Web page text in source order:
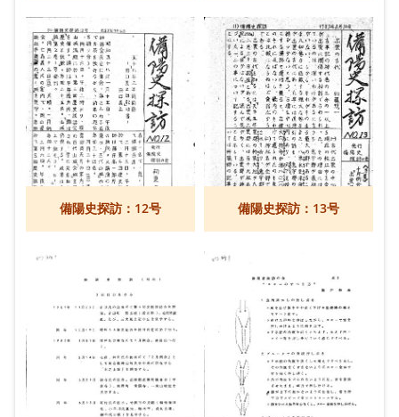
備陽史探訪：12号 備陽史探訪：13号